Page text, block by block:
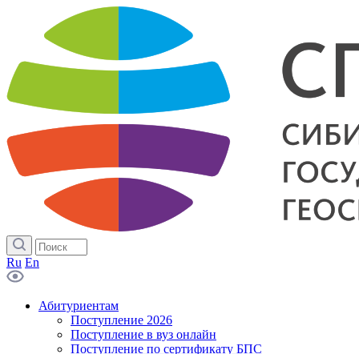
Ru En
Абитуриентам
Поступление 2026
Поступление в вуз онлайн
Поступление по сертификату БПС